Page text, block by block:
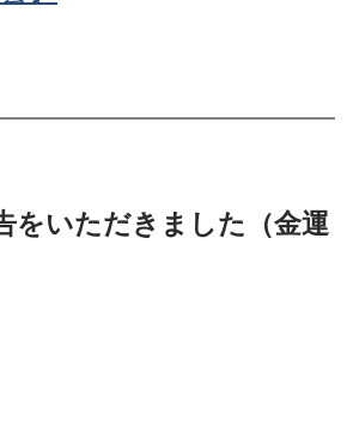
をいただきました（金運